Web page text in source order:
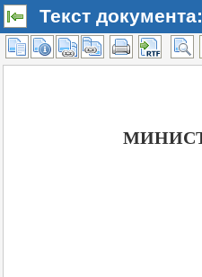
Текст документа: